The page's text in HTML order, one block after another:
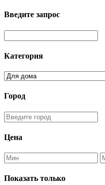
Введите запрос
Категория
Город
Цена
Показать только